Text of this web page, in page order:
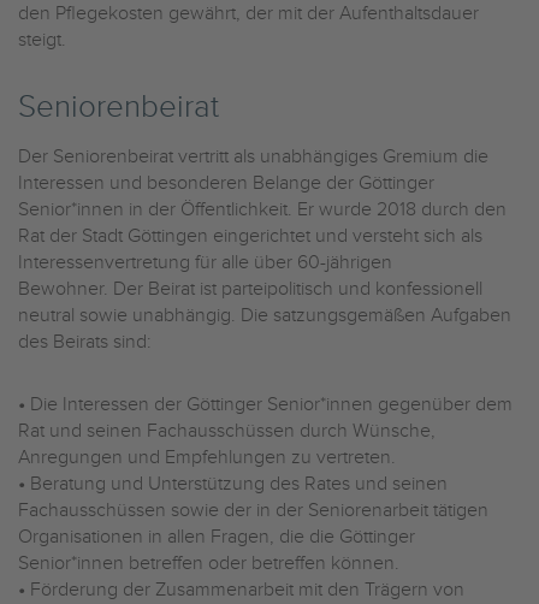
den Pflegekosten gewährt, der mit der Aufenthaltsdauer
steigt.
Seniorenbeirat
Der Seniorenbeirat vertritt als unabhängiges Gremium die
Interessen und besonderen Belange der Göttinger
Senior*innen in der Öffentlichkeit. Er wurde 2018 durch den
Rat der Stadt Göttingen eingerichtet und versteht sich als
Interessenvertretung für alle über 60-jährigen
Bewohner. Der Beirat ist parteipolitisch und konfessionell
neutral sowie unabhängig. Die satzungsgemäßen Aufgaben
des Beirats sind:
• Die Interessen der Göttinger Senior*innen gegenüber dem
Rat und seinen Fachausschüssen durch Wünsche,
Anregungen und Empfehlungen zu vertreten.
• Beratung und Unterstützung des Rates und seinen
Fachausschüssen sowie der in der Seniorenarbeit tätigen
Organisationen in allen Fragen, die die Göttinger
Senior*innen betreffen oder betreffen können.
• Förderung der Zusammenarbeit mit den Trägern von